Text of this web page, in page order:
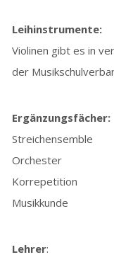
Leihinstrumente:
Violinen gibt es in
der
Ergänzungsfächer:
Streichensemble
Orchester
Korrepetition
Musikkunde
Lehrer: